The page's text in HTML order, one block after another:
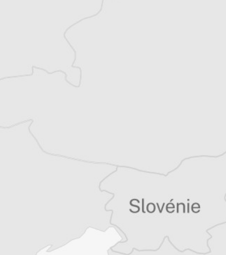
Résiliable à tout moment en quelques clics
Un journal 100% indépendant
Accédez à des fonctionnalités
exclusives